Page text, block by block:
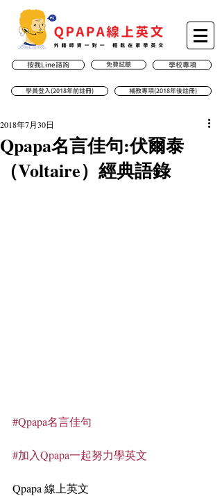
按我Line諮詢 免費試聽 學校專項
學員登入(2018年前註冊) 補教專項(2018年後註冊)
Qpapa名言佳句:伏爾泰
（Voltaire）經典語錄
2018年7月30日
#Qpapa名言佳句
#加入Qpapa一起努力學英文
Qpapa 線上英文